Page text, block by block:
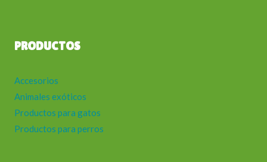
PRODUCTOS
Accesorios
Animales exóticos
Productos para gatos
Productos para perros